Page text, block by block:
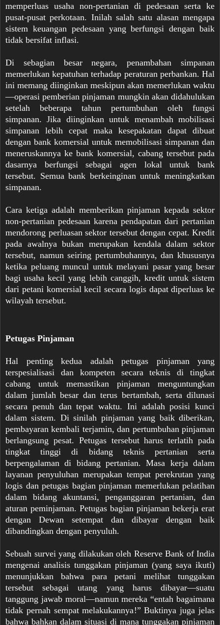
memperluas usaha non-pertanian di pedesaan serta ke
pusat-pusat perkotaan. Inilah salah satu alasan mengapa
sistem keuangan pedesaan yang berfungsi dengan baik
tidak bersifat inflasi.
Di sebagian besar negara, penambahan simpanan
memerlukan kepatuhan terhadap peraturan perbankan. Hal
ini memang diinginkan meskipun akan memerlukan waktu
—operasi pemberian pinjaman mungkin akan didahulukan
setelah beberapa tahun pertumbuhan oleh fungsi
simpanan. Jika diinginkan untuk menambah mobilisasi
simpanan lebih cepat maka kesepakatan dapat dibuat
dengan bank komersial untuk memobilisasi simpanan dan
meneruskannya ke bank komersial, cabang tersebut pada
dasarnya berfungsi sebagai agen lokal untuk bank
tersebut. Semua bank berkeinginan untuk meningkatkan
simpanan.
Cara ketiga adalah memberikan pinjaman kepada sektor
non-pertanian pedesaan karena pendapatan dari pertanian
mendorong perluasan sektor tersebut dengan cepat. Kredit
pada awalnya bukan merupakan kendala dalam sektor
tersebut, namun seiring pertumbuhannya, dan khususnya
ketika peluang muncul untuk melayani pasar yang besar
bagi usaha kecil yang lebih canggih, kredit untuk sistem
dari petani komersial kecil secara logis dapat diperluas ke
wilayah tersebut.
Petugas Pinjaman
Hal penting kedua adalah petugas pinjaman yang
terspesialisasi dan kompeten secara teknis di tingkat
cabang untuk memastikan pinjaman menguntungkan
dalam jumlah besar dan terus bertambah, serta dilunasi
secara penuh dan tepat waktu. Ini adalah posisi kunci
dalam sistem. Di sinilah pinjaman yang baik diberikan,
pembayaran kembali terjamin, dan pertumbuhan pinjaman
berlangsung pesat. Petugas tersebut harus terlatih pada
tingkat tinggi di bidang teknis pertanian serta
berpengalaman di bidang pertanian. Masa kerja dalam
layanan penyuluhan merupakan tempat perekrutan yang
logis dan petugas bagian pinjaman memerlukan pelatihan
dalam bidang akuntansi, penganggaran pertanian, dan
aturan peminjaman. Petugas bagian pinjaman bekerja erat
dengan Dewan setempat dan dibayar dengan baik
dibandingkan dengan penyuluh.
Sebuah survei yang dilakukan oleh Reserve Bank of India
mengenai analisis tunggakan pinjaman (yang saya ikuti)
menunjukkan bahwa para petani melihat tunggakan
tersebut sebagai utang yang harus dibayar—suatu
tanggung jawab moral—namun mereka “entah bagaimana
tidak pernah sempat melakukannya!” Buktinya juga jelas
bahwa bahkan dalam situasi di mana tunggakan pinjaman